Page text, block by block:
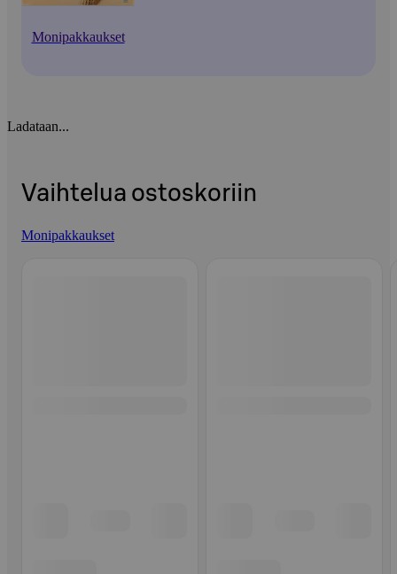
Monipakkaukset
Ladataan...
Vaihtelua ostoskoriin
Monipakkaukset